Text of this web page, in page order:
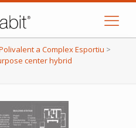
a Complex Esportiu >
center hybrid